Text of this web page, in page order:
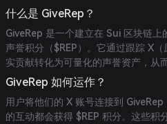
什么是 GiveRep？
GiveRep 是一个建立在 Sui 区块链
声誉积分（$REP）。它通过跟踪 X
实贡献转化为可量化的声誉资产，从
GiveRep 如何运作？
用户将他们的 X 账号连接到
的互动都会获得 $REP 积分。这些积